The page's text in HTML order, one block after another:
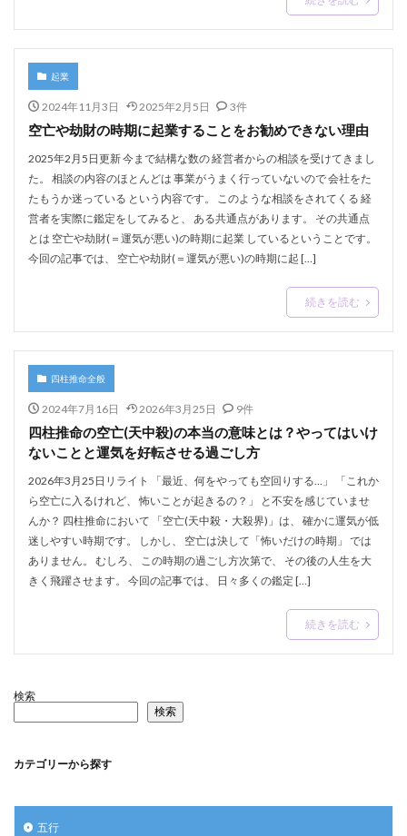
起業
2024年11月3日 2025年2月5日 3件
空亡や劫財の時期に起業することをお勧めできない理由
2025年2月5日更新 今まで結構な数の 経営者からの相談を受けてきまし
た。 相談の内容のほとんどは 事業がうまく行っていないので 会社をた
たもうか迷っている という内容です。 このような相談をされてくる 経
営者を実際に鑑定をしてみると、 ある共通点があります。 その共通点
とは 空亡や劫財(＝運気が悪い)の時期に起業 しているということです。
今回の記事では、 空亡や劫財(＝運気が悪い)の時期に起 […]
続きを読む
四柱推命全般
2024年7月16日 2026年3月25日 9件
四柱推命の空亡(天中殺)の本当の意味とは？やってはいけ
ないことと運気を好転させる過ごし方
2026年3月25日リライト 「最近、何をやっても空回りする…」 「これか
ら空亡に入るけれど、 怖いことが起きるの？」 と不安を感じていませ
んか？ 四柱推命において 「空亡(天中殺・大殺界)」は、 確かに運気が低
迷しやすい時期です。 しかし、 空亡は決して「怖いだけの時期」 では
ありません。 むしろ、 この時期の過ごし方次第で、 その後の人生を大
きく飛躍させます。 今回の記事では、 日々多くの鑑定 […]
続きを読む
検索
検索
カテゴリーから探す
五行